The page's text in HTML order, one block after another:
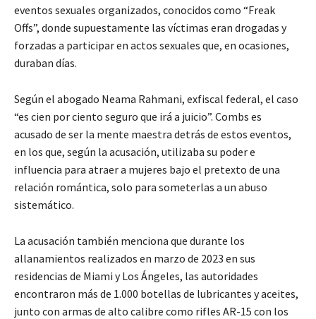
eventos sexuales organizados, conocidos como “Freak
Offs”, donde supuestamente las víctimas eran drogadas y
forzadas a participar en actos sexuales que, en ocasiones,
duraban días.
Según el abogado Neama Rahmani, exfiscal federal, el caso
“es cien por ciento seguro que irá a juicio”. Combs es
acusado de ser la mente maestra detrás de estos eventos,
en los que, según la acusación, utilizaba su poder e
influencia para atraer a mujeres bajo el pretexto de una
relación romántica, solo para someterlas a un abuso
sistemático.
La acusación también menciona que durante los
allanamientos realizados en marzo de 2023 en sus
residencias de Miami y Los Ángeles, las autoridades
encontraron más de 1.000 botellas de lubricantes y aceites,
junto con armas de alto calibre como rifles AR-15 con los